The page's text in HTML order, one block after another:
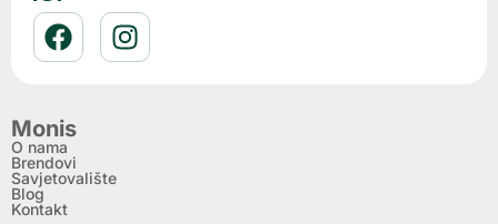
Monis
O nama
Brendovi
Savjetovalište
Blog
Kontakt